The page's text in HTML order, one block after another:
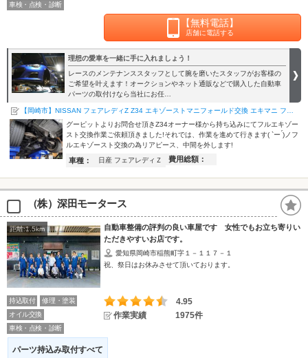
車検・点検・診断
【無料電話】
店舗に電話する
理想の愛車を一緒に手に入れましょう！
レースのメンテナンススタッフとして腕を磨いたスタッフがお客様の
ご希望を叶えます！オークションやネット通販などで購入した自動車
パーツの取付けなら当社にお任…
【岡崎市】NISSAN フェアレディZ Z34 エキゾーストマニフォールド交換 エキマニ フルエキ交換…
グーピットよりお問合せ頂きZ34オーナー様から持ち込みにてフルエキゾー
スト交換作業ご依頼頂きました!それでは、作業を進めて行きます( `ー ́)ノフ
ルエキゾースト交換の為リアピース、中間を外します!
車種： 日産 フェアレディＺ 費用総額：
（株）深田モータース
距離:1.5km
自動車整備の評判の良い車屋です 女性でもお立ち寄りい
ただきやすいお店です。
愛知県岡崎市稲熊町字１－１１７－１
祝、祭日はお休みさせて頂いております。
持込取付
修理・塗装
オイル交換
車検・点検・診断
4.95
作業実績
1975件
パーツ持込み取付すべて